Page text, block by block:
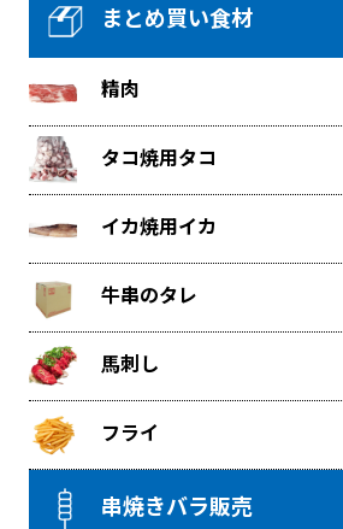
まとめ買い食材
精肉
タコ焼用タコ
イカ焼用イカ
牛串のタレ
馬刺し
フライ
串焼きバラ販売